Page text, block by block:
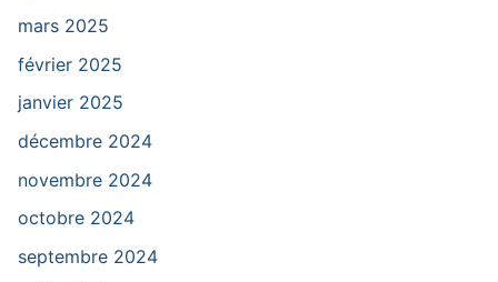
mars 2025
février 2025
janvier 2025
décembre 2024
novembre 2024
octobre 2024
septembre 2024